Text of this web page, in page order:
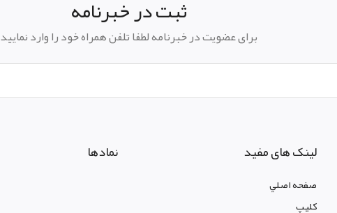
ثبت در خبرنامه
برای عضویت در خبرنامه لطفا تلفن همراه خود را وارد نمایید
لینک های مفید
صفحه اصلي
نمادها